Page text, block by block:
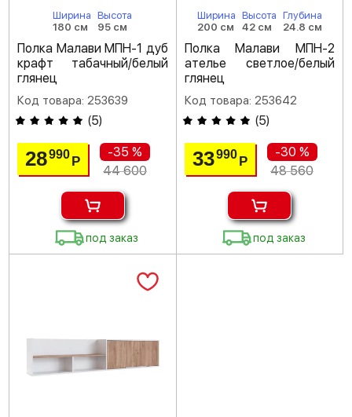
Ширина
180 см
Высота
95 см
Полка Малави МПН-1 дуб
крафт табачный/белый
глянец
Код товара: 253639
(5)
28990 Р
-35 %
44 600
под заказ
Ширина
200 см
Высота
42 см
Глубина
24.8 см
Полка Малави МПН-2
ателье светлое/белый
глянец
Код товара: 253642
(5)
33990 Р
-30 %
48 560
под заказ